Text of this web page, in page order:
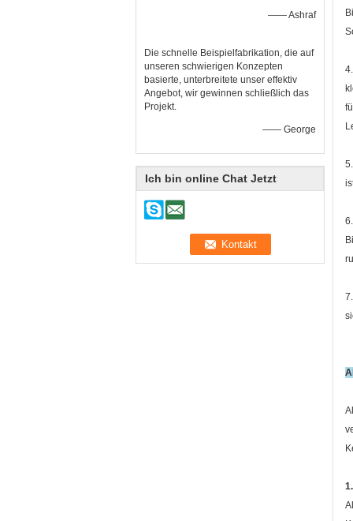
—— Ashraf
Die schnelle Beispielfabrikation, die auf
unseren schwierigen Konzepten
basierte, unterbreitete unser effektiv
Angebot, wir gewinnen schließlich das
Projekt.
—— George
Ich bin online Chat Jetzt
1.